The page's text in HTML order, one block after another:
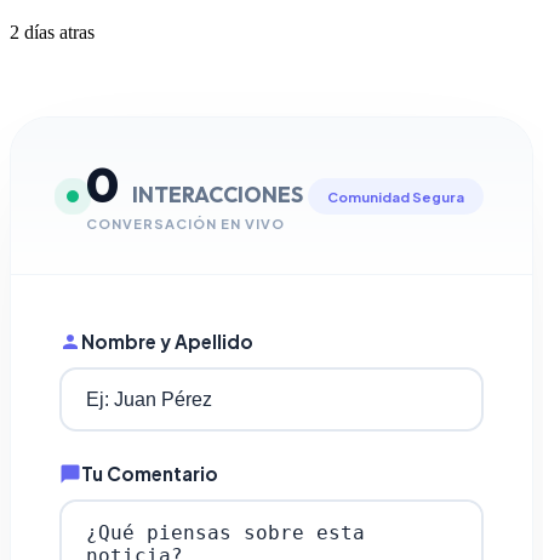
2 días atras
0 INTERACCIONES
CONVERSACIÓN EN VIVO
Comunidad Segura
Nombre y Apellido
Tu Comentario